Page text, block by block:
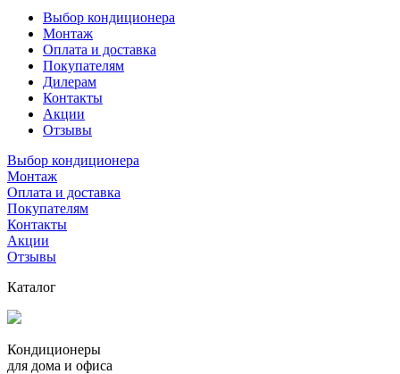
Выбор кондиционера
Монтаж
Оплата и доставка
Покупателям
Дилерам
Контакты
Акции
Отзывы
Выбор кондиционера
Монтаж
Оплата и доставка
Покупателям
Контакты
Акции
Отзывы
Каталог
Кондиционеры
для дома и офиса